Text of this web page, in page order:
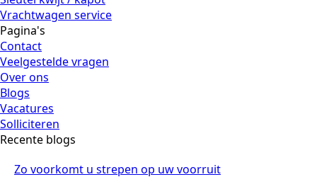
Vrachtwagen service
Pagina's
Contact
Veelgestelde vragen
Over ons
Blogs
Vacatures
Solliciteren
Recente blogs
Zo voorkomt u strepen op uw voorruit